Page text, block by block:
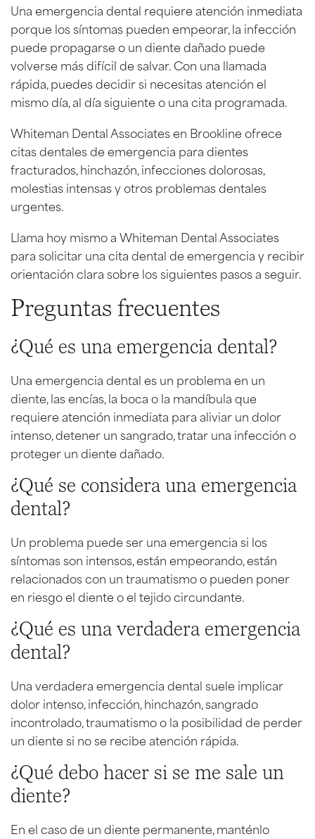
Una emergencia dental requiere atención inmediata
porque los síntomas pueden empeorar, la infección
puede propagarse o un diente dañado puede
volverse más difícil de salvar. Con una llamada
rápida, puedes decidir si necesitas atención el
mismo día, al día siguiente o una cita programada.
Whiteman Dental Associates en Brookline ofrece
citas dentales de emergencia para dientes
fracturados, hinchazón, infecciones dolorosas,
molestias intensas y otros problemas dentales
urgentes.
Llama hoy mismo a Whiteman Dental Associates
para solicitar una cita dental de emergencia y recibir
orientación clara sobre los siguientes pasos a seguir.
Preguntas frecuentes
¿Qué es una emergencia dental?
Una emergencia dental es un problema en un
diente, las encías, la boca o la mandíbula que
requiere atención inmediata para aliviar un dolor
intenso, detener un sangrado, tratar una infección o
proteger un diente dañado.
¿Qué se considera una emergencia
dental?
Un problema puede ser una emergencia si los
síntomas son intensos, están empeorando, están
relacionados con un traumatismo o pueden poner
en riesgo el diente o el tejido circundante.
¿Qué es una verdadera emergencia
dental?
Una verdadera emergencia dental suele implicar
dolor intenso, infección, hinchazón, sangrado
incontrolado, traumatismo o la posibilidad de perder
un diente si no se recibe atención rápida.
¿Qué debo hacer si se me sale un
diente?
En el caso de un diente permanente, manténlo